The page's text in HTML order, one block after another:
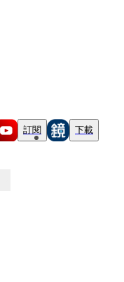
訂閱 下載